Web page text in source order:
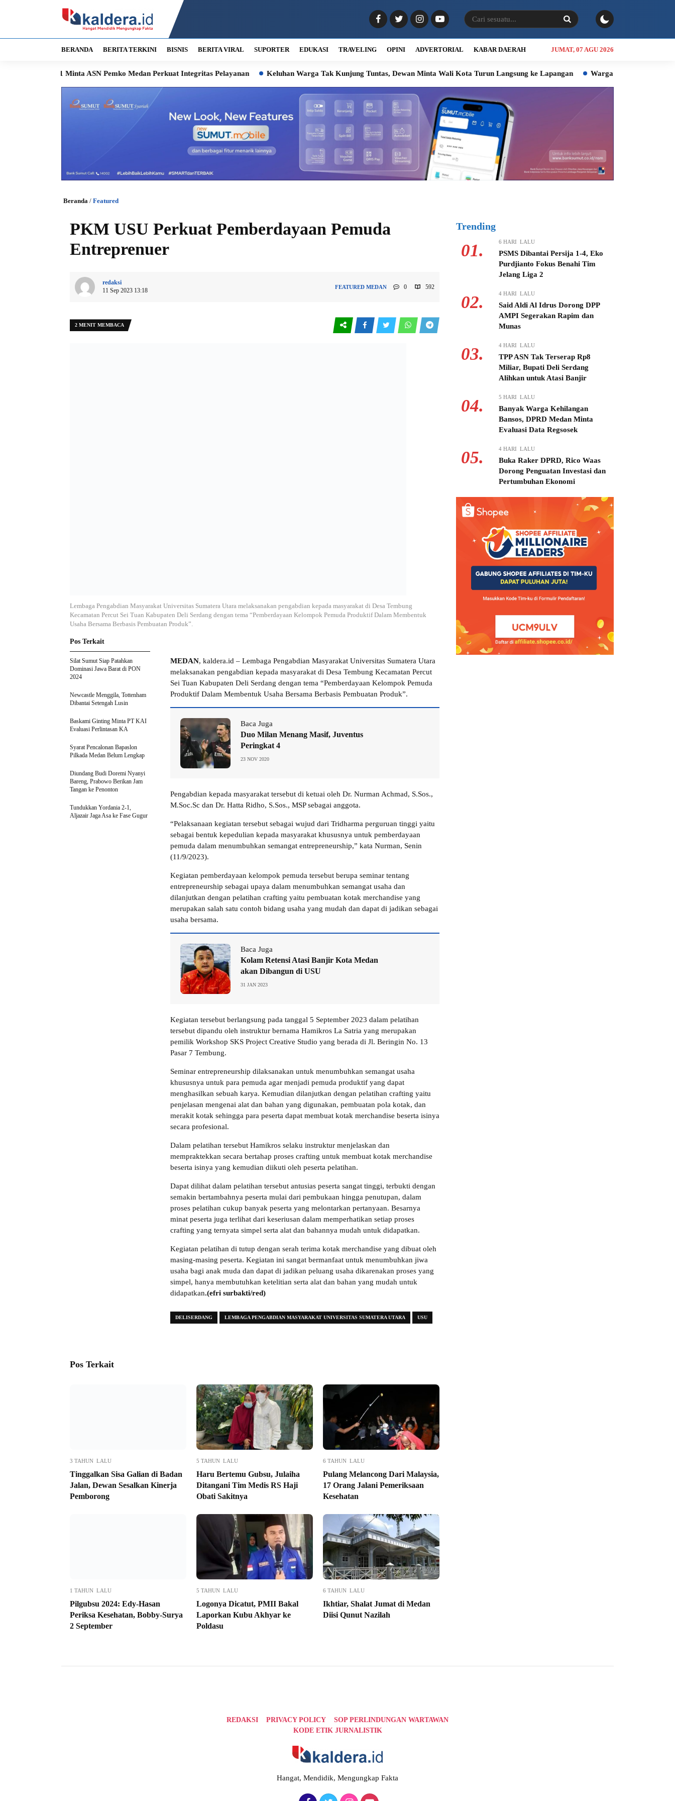
BERANDA BERITA TERKINI BISNIS BERITA VIRAL SUPORTER EDUKASI TRAVELING OPINI ADVERTORIAL KABAR DAERAH JUMAT, 07 AGU 2026
1 Minta ASN Pemko Medan Perkuat Integritas Pelayanan Keluhan Warga Tak Kunjung Tuntas, Dewan Minta Wali Kota Turun Langsung ke Lapangan Warga Miskin Desil 4 hingga 6
Beranda / Featured
PKM USU Perkuat Pemberdayaan Pemuda
Entreprenuer
redaksi
11 Sep 2023 13:18
FEATURED MEDAN 0 592
2 MENIT MEMBACA
Lembaga Pengabdian Masyarakat Universitas Sumatera Utara melaksanakan pengabdian kepada masyarakat di Desa Tembung
Kecamatan Percut Sei Tuan Kabupaten Deli Serdang dengan tema “Pemberdayaan Kelompok Pemuda Produktif Dalam Membentuk
Usaha Bersama Berbasis Pembuatan Produk”.
MEDAN, kaldera.id – Lembaga Pengabdian Masyarakat Universitas Sumatera Utara
melaksanakan pengabdian kepada masyarakat di Desa Tembung Kecamatan Percut
Sei Tuan Kabupaten Deli Serdang dengan tema “Pemberdayaan Kelompok Pemuda
Produktif Dalam Membentuk Usaha Bersama Berbasis Pembuatan Produk”.
Baca Juga
Duo Milan Menang Masif, Juventus
Peringkat 4
23 NOV 2020
Pengabdian kepada masyarakat tersebut di ketuai oleh Dr. Nurman Achmad, S.Sos.,
M.Soc.Sc dan Dr. Hatta Ridho, S.Sos., MSP sebagai anggota.
“Pelaksanaan kegiatan tersebut sebagai wujud dari Tridharma perguruan tinggi yaitu
sebagai bentuk kepedulian kepada masyarakat khususnya untuk pemberdayaan
pemuda dalam menumbuhkan semangat entrepreneurship,” kata Nurman, Senin
(11/9/2023).
Kegiatan pemberdayaan kelompok pemuda tersebut berupa seminar tentang
entrepreneurship sebagai upaya dalam menumbuhkan semangat usaha dan
dilanjutkan dengan pelatihan crafting yaitu pembuatan kotak merchandise yang
merupakan salah satu contoh bidang usaha yang mudah dan dapat di jadikan sebagai
usaha bersama.
Baca Juga
Kolam Retensi Atasi Banjir Kota Medan
akan Dibangun di USU
31 JAN 2023
Kegiatan tersebut berlangsung pada tanggal 5 September 2023 dalam pelatihan
tersebut dipandu oleh instruktur bernama Hamikros La Satria yang merupakan
pemilik Workshop SKS Project Creative Studio yang berada di Jl. Beringin No. 13
Pasar 7 Tembung.
Seminar entrepreneurship dilaksanakan untuk menumbuhkan semangat usaha
khususnya untuk para pemuda agar menjadi pemuda produktif yang dapat
menghasilkan sebuah karya. Kemudian dilanjutkan dengan pelatihan crafting yaitu
penjelasan mengenai alat dan bahan yang digunakan, pembuatan pola kotak, dan
merakit kotak sehingga para peserta dapat membuat kotak merchandise beserta isinya
secara profesional.
Dalam pelatihan tersebut Hamikros selaku instruktur menjelaskan dan
mempraktekkan secara bertahap proses crafting untuk membuat kotak merchandise
beserta isinya yang kemudian diikuti oleh peserta pelatihan.
Dapat dilihat dalam pelatihan tersebut antusias peserta sangat tinggi, terbukti dengan
semakin bertambahnya peserta mulai dari pembukaan hingga penutupan, dalam
proses pelatihan cukup banyak peserta yang melontarkan pertanyaan. Besarnya
minat peserta juga terlihat dari keseriusan dalam memperhatikan setiap proses
crafting yang ternyata simpel serta alat dan bahannya mudah untuk didapatkan.
Kegiatan pelatihan di tutup dengan serah terima kotak merchandise yang dibuat oleh
masing-masing peserta. Kegiatan ini sangat bermanfaat untuk menumbuhkan jiwa
usaha bagi anak muda dan dapat di jadikan peluang usaha dikarenakan proses yang
simpel, hanya membutuhkan ketelitian serta alat dan bahan yang mudah untuk
didapatkan.(efri surbakti/red)
DELISERDANG LEMBAGA PENGABDIAN MASYARAKAT UNIVERSITAS SUMATERA UTARA USU
Pos Terkait
Silat Sumut Siap Patahkan
Dominasi Jawa Barat di PON
2024
Newcastle Menggila, Tottenham
Dibantai Setengah Lusin
Baskami Ginting Minta PT KAI
Evaluasi Perlintasan KA
Syarat Pencalonan Bapaslon
Pilkada Medan Belum Lengkap
Diundang Budi Doremi Nyanyi
Bareng, Prabowo Berikan Jam
Tangan ke Penonton
Tundukkan Yordania 2-1,
Aljazair Jaga Asa ke Fase Gugur
Pos Terkait
3 TAHUN LALU
Tinggalkan Sisa Galian di Badan
Jalan, Dewan Sesalkan Kinerja
Pemborong
5 TAHUN LALU
Haru Bertemu Gubsu, Julaiha
Ditangani Tim Medis RS Haji
Obati Sakitnya
6 TAHUN LALU
Pulang Melancong Dari Malaysia,
17 Orang Jalani Pemeriksaan
Kesehatan
1 TAHUN LALU
Pilgubsu 2024: Edy-Hasan
Periksa Kesehatan, Bobby-Surya
2 September
5 TAHUN LALU
Logonya Dicatut, PMII Bakal
Laporkan Kubu Akhyar ke
Poldasu
6 TAHUN LALU
Ikhtiar, Shalat Jumat di Medan
Diisi Qunut Nazilah
Trending
01. 6 HARI LALU
PSMS Dibantai Persija 1-4, Eko
Purdjianto Fokus Benahi Tim
Jelang Liga 2
02. 4 HARI LALU
Said Aldi Al Idrus Dorong DPP
AMPI Segerakan Rapim dan
Munas
03. 4 HARI LALU
TPP ASN Tak Terserap Rp8
Miliar, Bupati Deli Serdang
Alihkan untuk Atasi Banjir
04. 5 HARI LALU
Banyak Warga Kehilangan
Bansos, DPRD Medan Minta
Evaluasi Data Regsosek
05. 4 HARI LALU
Buka Raker DPRD, Rico Waas
Dorong Penguatan Investasi dan
Pertumbuhan Ekonomi
REDAKSI PRIVACY POLICY
SOP PERLINDUNGAN WARTAWAN
KODE ETIK JURNALISTIK
Hangat, Mendidik, Mengungkap Fakta